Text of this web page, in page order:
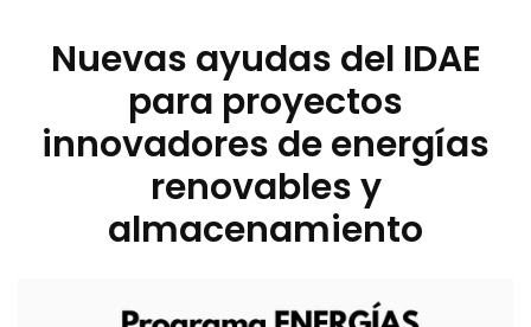
Nuevas ayudas del IDAE
para proyectos
innovadores de energías
renovables y
almacenamiento